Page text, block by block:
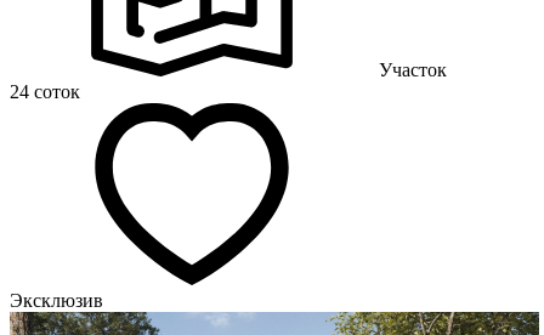
Участок
24 соток
Эксклюзив